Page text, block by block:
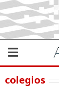
colegios